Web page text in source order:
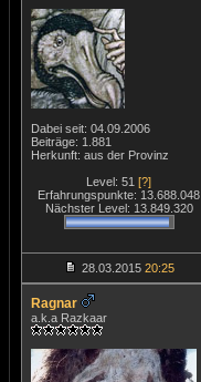
Dabei seit: 04.09.2006
Beiträge: 1.881
Herkunft: aus der Provinz
Level: 51 [?]
Erfahrungspunkte: 13.688.048
Nächster Level: 13.849.320
28.03.2015 20:25
Ragnar
a.k.a Razkaar